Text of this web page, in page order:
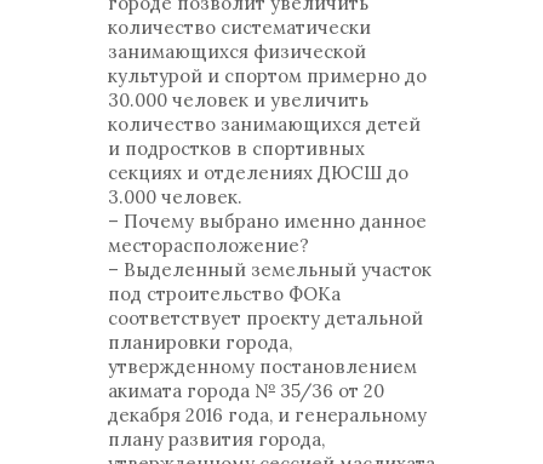
количество систематически
занимающихся физической
культурой и спортом примерно до
30.000 человек и увеличить
количество занимающихся детей
и подростков в спортивных
секциях и отделениях ДЮСШ до
3.000 человек.
– Почему выбрано именно данное
месторасположение?
– Выделенный земельный участок
под строительство ФОКа
соответствует проекту детальной
планировки города,
утвержденному постановлением
акимата города № 35/36 от 20
декабря 2016 года, и генеральному
плану развития города,